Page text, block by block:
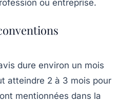
ou entreprise.
dure environ un mois
atteindre 2 à 3 mois pour
mentionnées dans la